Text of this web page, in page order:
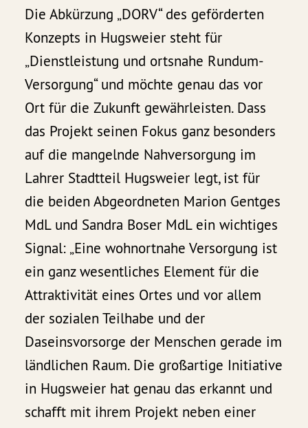
Die Abkürzung „DORV“ des geförderten
Konzepts in Hugsweier steht für
„Dienstleistung und ortsnahe Rundum-
Versorgung“ und möchte genau das vor
Ort für die Zukunft gewährleisten. Dass
das Projekt seinen Fokus ganz besonders
auf die mangelnde Nahversorgung im
Lahrer Stadtteil Hugsweier legt, ist für
die beiden Abgeordneten Marion Gentges
MdL und Sandra Boser MdL ein wichtiges
Signal: „Eine wohnortnahe Versorgung ist
ein ganz wesentliches Element für die
Attraktivität eines Ortes und vor allem
der sozialen Teilhabe und der
Daseinsvorsorge der Menschen gerade im
ländlichen Raum. Die großartige Initiative
in Hugsweier hat genau das erkannt und
schafft mit ihrem Projekt neben einer